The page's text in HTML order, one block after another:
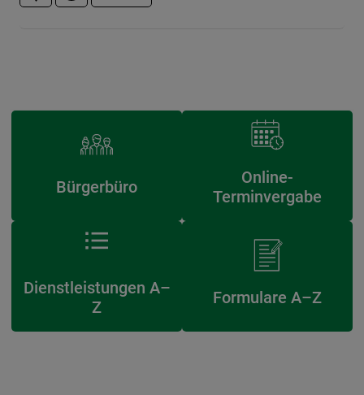
Bürgerbüro
Online-
Terminvergabe
Dienstleistungen A–
Z
Formulare A–Z